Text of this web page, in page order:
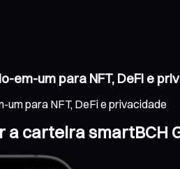
em-um para NFT, DeFi e
um para NFT, DeFi e privacidade
a carteira smartBCH